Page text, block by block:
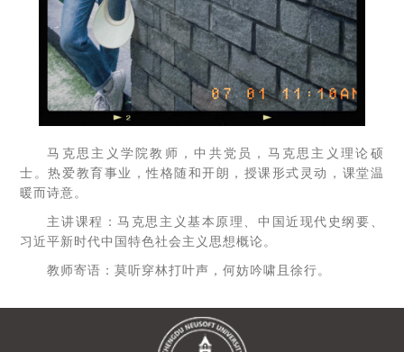
马克思主义学院教师，中共党员，马克思主义理论硕
士。热爱教育事业，性格随和开朗，授课形式灵动，课堂温
暖而诗意。
主讲课程：马克思主义基本原理、中国近现代史纲要、
习近平新时代中国特色社会主义思想概论。
教师寄语：莫听穿林打叶声，何妨吟啸且徐行。